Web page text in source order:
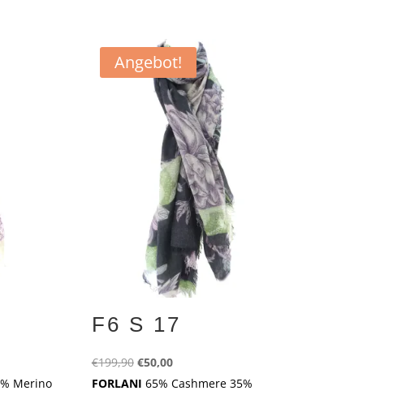
Merino
Angebot!
F6 S 17
€199,90 Ursprünglicher
Preis
€50,00Aktueller
Preis
FORLANI 65% Cashmere 35%